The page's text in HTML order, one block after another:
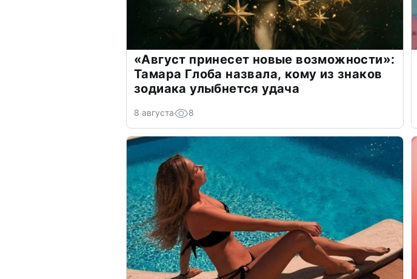
«Август принесет новые возможности»:
Тамара Глоба назвала, кому из знаков
зодиака улыбнется удача
8 августа 8